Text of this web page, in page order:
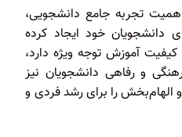
تجربه جامع دانشجویی،
دانشجویان خود ایجاد کرده
آموزش توجه ویژه دارد،
و رفاهی دانشجویان نیز
را برای رشد فردی و